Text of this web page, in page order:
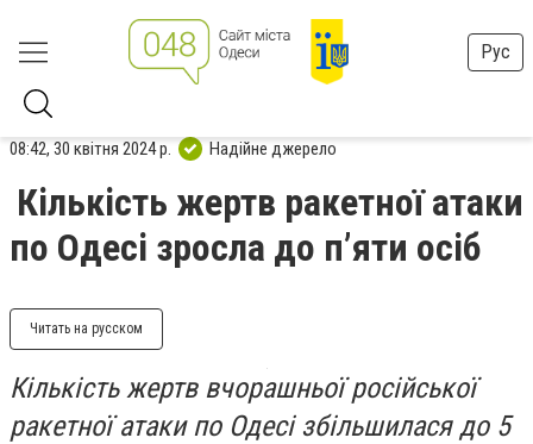
Рус
08:42, 30 квітня 2024 р. Надійне джерело
Кількість жертв ракетної атаки
по Одесі зросла до п’яти осіб
Читать на русском
Кількість жертв вчорашньої російської
ракетної атаки по Одесі збільшилася до 5